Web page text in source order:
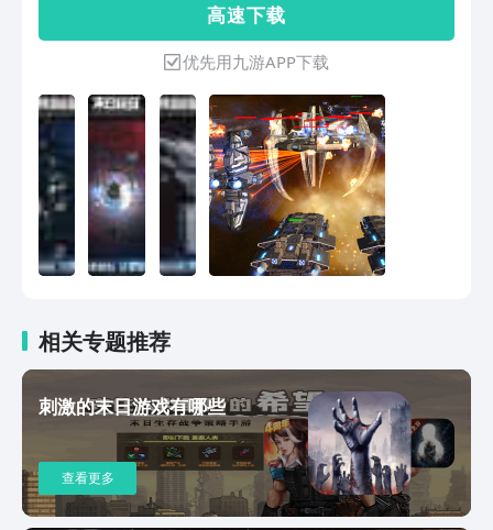
地！ ● 定制殖民舰，舰炮，护航舰，蓝
图，装备，更多探索乐趣尽在末日远征！
高 速 下 载
优先用九游APP下载
相关专题推荐
刺激的末日游戏有哪些
查看更多